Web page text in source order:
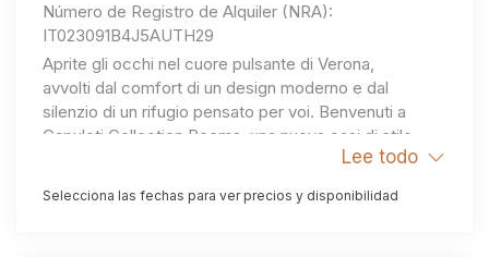
Número de Registro de Alquiler (NRA):
IT023091B4J5AUTH29
Aprite gli occhi nel cuore pulsante di Verona,
avvolti dal comfort di un design moderno e dal
silenzio di un rifugio pensato per voi. Benvenuti a
Capuleti Collection Rooms, una nuova oasi di stile
e tranquillità a pochi passi dalla magia dell'Arena.
queste cinque gemme di ospitalità sono state
Lee todo
Selecciona las fechas para ver precios y disponibilidad